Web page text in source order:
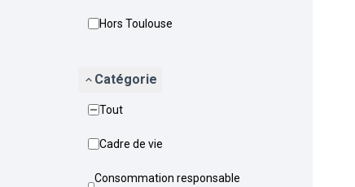
Hors Toulouse
Catégorie
Tout
Cadre de vie
Consommation responsable